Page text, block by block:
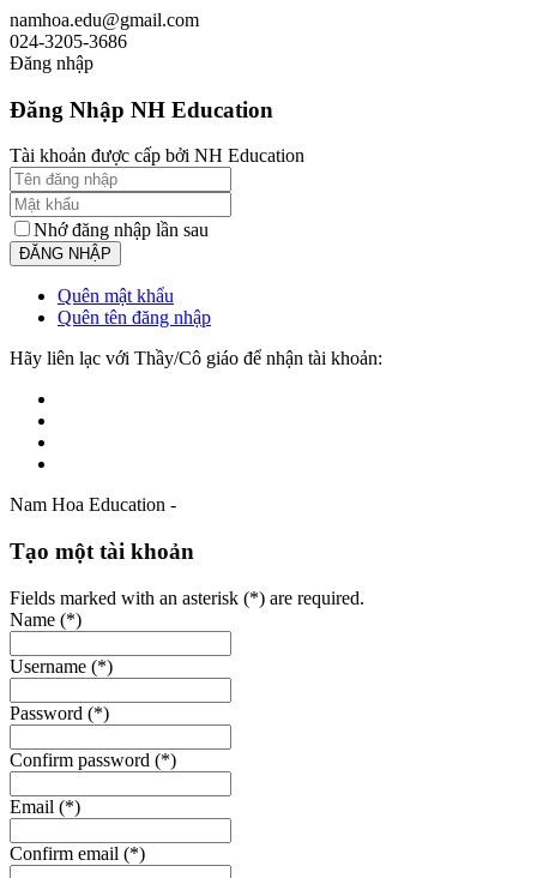
namhoa.edu@gmail.com
024-3205-3686
Đăng nhập
Đăng Nhập NH Education
Tài khoản được cấp bởi NH Education
Nhớ đăng nhập lần sau
Quên mật khẩu
Quên tên đăng nhập
Hãy liên lạc với Thầy/Cô giáo để nhận tài khoản:
Nam Hoa Education -
Tạo một tài khoản
Fields marked with an asterisk (*) are required.
Name (*)
Username (*)
Password (*)
Confirm password (*)
Email (*)
Confirm email (*)